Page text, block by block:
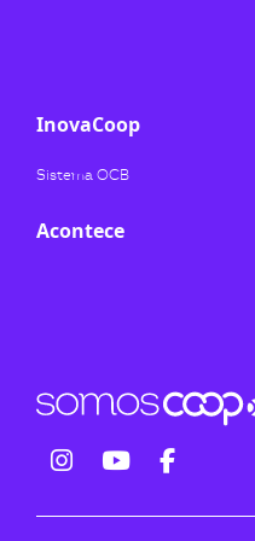
InovaCoop
Sistema OCB
Acontece
fab fabfab